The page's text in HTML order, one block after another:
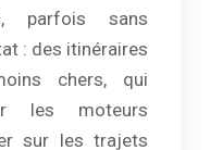
parfois sans
: des itinéraires
chers, qui
les moteurs
sur les trajets